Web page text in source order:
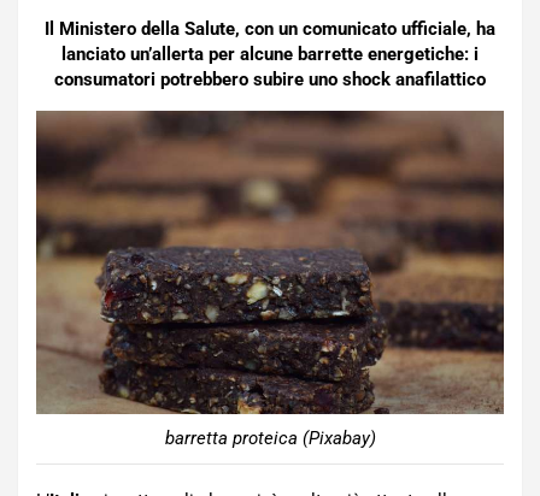
Il Ministero della Salute, con un comunicato ufficiale, ha
lanciato un’allerta per alcune barrette energetiche: i
consumatori potrebbero subire uno shock anafilattico
barretta proteica (Pixabay)